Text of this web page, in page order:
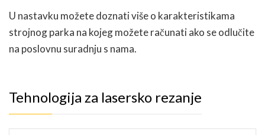
U nastavku možete doznati više o karakteristikama
strojnog parka na kojeg možete računati ako se odlučite
na poslovnu suradnju s nama.
Tehnologija za lasersko rezanje